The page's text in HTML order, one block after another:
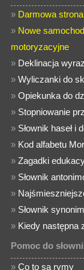
» Darmowa
» Nowe
motoryzacyjne
» Deklinacja
»Wyliczanki do
»Opiekunka do
» Stopniowanie
» Słownik haseł i
» Kod alfabetu
»Zagadki
» Słownik
»
» Słownik
» Kiedy następna
Pomoc do
»Co to są rymy